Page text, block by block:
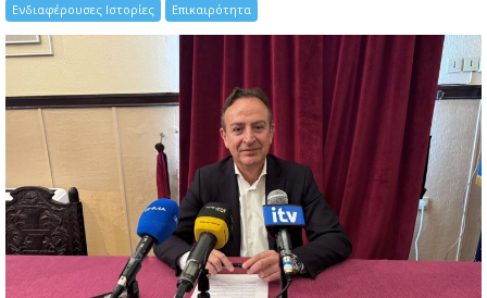
Ενδιαφέρουσες Ιστορίες Επικαιρότητα